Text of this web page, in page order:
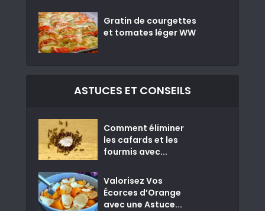
Gratin de courgettes
et tomates léger WW
ASTUCES ET CONSEILS
Comment éliminer
les cafards et les
fourmis avec...
Valorisez Vos
Écorces d’Orange
avec une Astuce...